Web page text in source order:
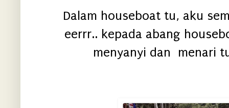
Dalam houseboat tu, aku
eerrr.. kepada abang
menyanyi dan menari